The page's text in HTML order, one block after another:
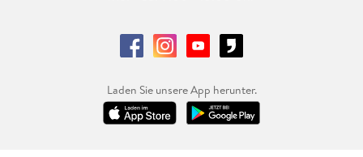
Laden Sie unsere App herunter.